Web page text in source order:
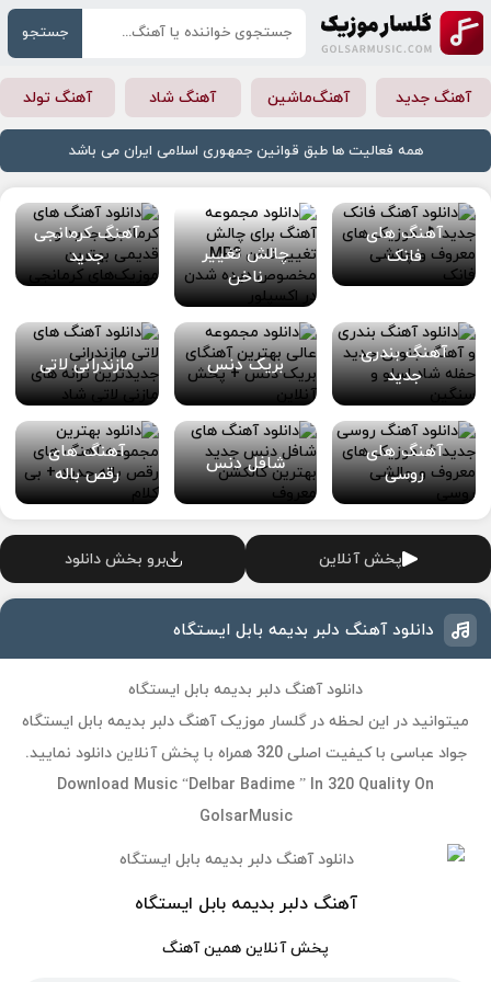
جستجو
آهنگ جدید آهنگ‌ماشین آهنگ شاد آهنگ تولد
همه فعالیت ها طبق قوانین جمهوری اسلامی ایران می باشد
آهنگ های
فانک
چالش تغییر
ناخن
آهنگ کرمانجی
جدید
آهنگ بندری
جدید
بریک دنس مازندرانی لاتی
آهنگ های
روسی
شافل دنس
آهنگ های
رقص باله
پخش آنلاین برو بخش دانلود
دانلود آهنگ دلبر بدیمه بابل ایستگاه
دانلود آهنگ دلبر بدیمه بابل ایستگاه
میتوانید در این لحظه در گلسار موزیک آهنگ دلبر بدیمه بابل ایستگاه
جواد عباسی با کیفیت اصلی 320 همراه با پخش آنلاین دانلود نمایید.
Download Music “Delbar Badime ” In 320 Quality On
GolsarMusic
آهنگ دلبر بدیمه بابل ایستگاه
پخش آنلاین همین آهنگ